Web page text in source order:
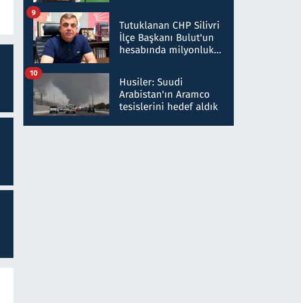
düşürüldüğü" iddiasını
yalanladı
Tutuklanan CHP Silivri
İlçe Başkanı Bulut'un
hesabında milyonluk
talimat verdi, ben
gönderdim
9
Husiler: Suudi
Arabistan'ın Aramco
tesislerini hedef aldık
10